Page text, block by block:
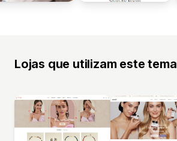
Lojas que utilizam este tema